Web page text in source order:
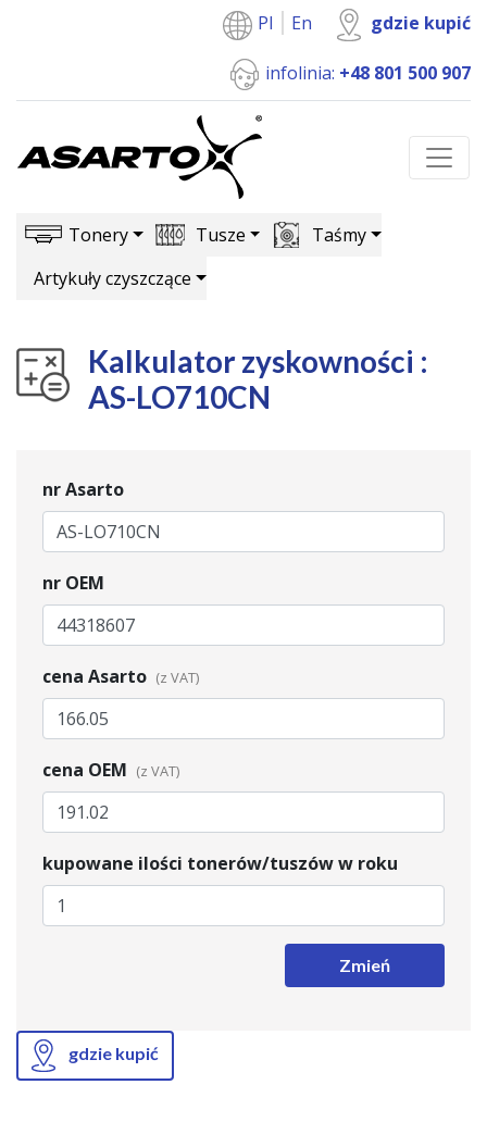
Pl En gdzie kupić
infolinia: +48 801 500 907
Tonery Tusze
Taśmy
Artykuły czyszczące
Kalkulator zyskowności :
AS-LO710CN
nr Asarto
nr OEM
cena Asarto
cena OEM
kupowane ilości tonerów/tuszów w roku
Zmień
gdzie kupić